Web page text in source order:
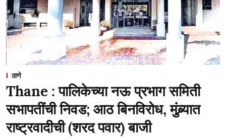
ठाणे
Thane : पालिकेच्या नऊ प्रभाग समिती
सभापतींची निवड; आठ बिनविरोध, मुंब्र्यात
राष्ट्रवादीची (शरद पवार) बाजी